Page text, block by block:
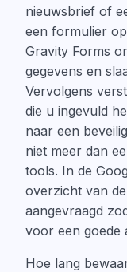
nieuwsbrief of
een formulier
Gravity Forms
gegevens en
Vervolgens
die u ingevuld
naar een
niet meer dan
tools. In de
overzicht van
aangevraagd
voor een goede
Hoe lang